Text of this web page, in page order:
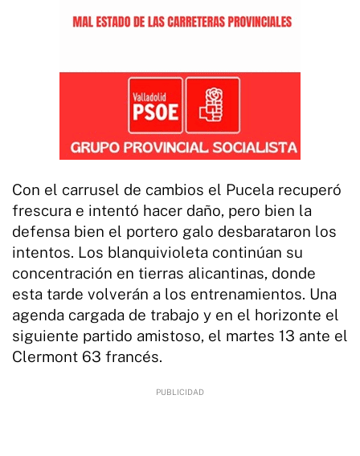
Con el carrusel de cambios el Pucela recuperó
frescura e intentó hacer daño, pero bien la
defensa bien el portero galo desbarataron los
intentos. Los blanquivioleta continúan su
concentración en tierras alicantinas, donde
esta tarde volverán a los entrenamientos. Una
agenda cargada de trabajo y en el horizonte el
siguiente partido amistoso, el martes 13 ante el
Clermont 63 francés.